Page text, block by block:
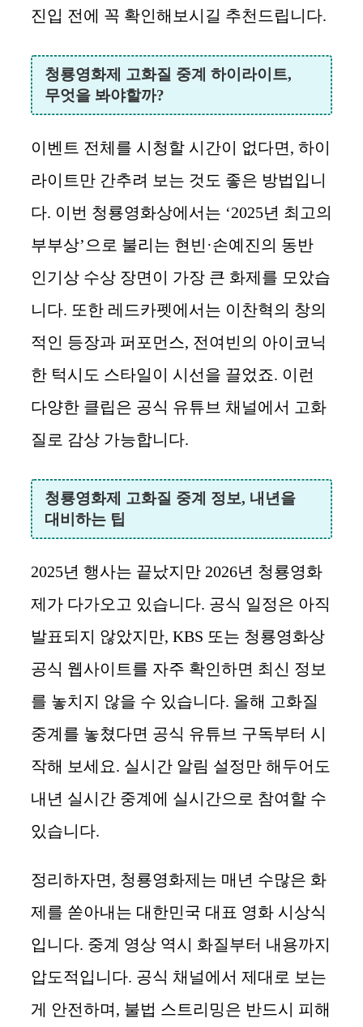
진입 전에 꼭 확인해보시길 추천드립니다.
청룡영화제 고화질 중계 하이라이트,
무엇을 봐야할까?
이벤트 전체를 시청할 시간이 없다면, 하이
라이트만 간추려 보는 것도 좋은 방법입니
다. 이번 청룡영화상에서는 ‘2025년 최고의
부부상’으로 불리는 현빈·손예진의 동반
인기상 수상 장면이 가장 큰 화제를 모았습
니다. 또한 레드카펫에서는 이찬혁의 창의
적인 등장과 퍼포먼스, 전여빈의 아이코닉
한 턱시도 스타일이 시선을 끌었죠. 이런
다양한 클립은 공식 유튜브 채널에서 고화
질로 감상 가능합니다.
청룡영화제 고화질 중계 정보, 내년을
대비하는 팁
2025년 행사는 끝났지만 2026년 청룡영화
제가 다가오고 있습니다. 공식 일정은 아직
발표되지 않았지만, KBS 또는 청룡영화상
공식 웹사이트를 자주 확인하면 최신 정보
를 놓치지 않을 수 있습니다. 올해 고화질
중계를 놓쳤다면 공식 유튜브 구독부터 시
작해 보세요. 실시간 알림 설정만 해두어도
내년 실시간 중계에 실시간으로 참여할 수
있습니다.
정리하자면, 청룡영화제는 매년 수많은 화
제를 쏟아내는 대한민국 대표 영화 시상식
입니다. 중계 영상 역시 화질부터 내용까지
압도적입니다. 공식 채널에서 제대로 보는
게 안전하며, 불법 스트리밍은 반드시 피해